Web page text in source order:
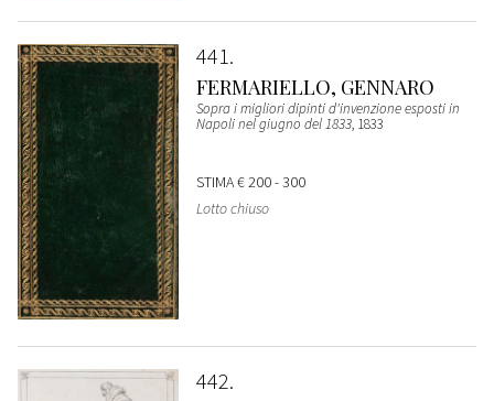
441
FERMARIELLO, GENNARO
Sopra i migliori dipinti d'invenzione esposti in
Napoli nel giugno del 1833, 1833
STIMA€ 200 - 300
Lotto chiuso
442